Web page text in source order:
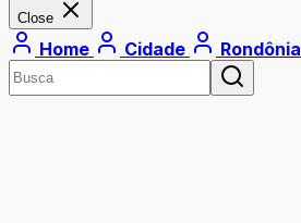
Close
Home Cidade Rondônia